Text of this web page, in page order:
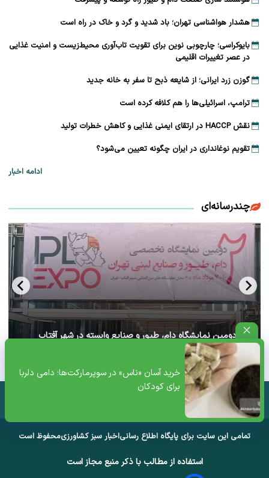
خرید آسان «ناس» در سوپرمارکت‌ها؛ دامی دلربا
برای کودکان
هشدار هواشناسی تهران؛ باد شدید و گرد و خاک در راه است
بایوکراسی؛ چارچوبی نوین برای تقویت تاب‌آوری محیط‌زیست و امنیت غذایی
در عصر تغییرات اقلیمی
گوزن زرد ایرانی؛ از شایعه ذبح تا سفر به خانه جدید
ترامپ، اسرائیلی‌ها را هم کلافه کرده است
نقش HACCP در ارتقای ایمنی غذایی و کاهش خطرات تولید
تقویم نوغانداری در ایران چگونه تعیین می‌شود؟
ادامه اخبار
چندرسانه‌ای
آغاز دومین نمایشگاه دام، طیور و صنایع وابسته در شهر آفتاب
تهران+ ویدئو
تمامی این سایت برای پایگاه اطلاع رسانیاخبار سبز کشاورزیمحفوظ است
استفاده از مطالب با ذکر منبع مجاز است